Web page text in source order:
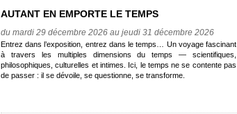
AUTANT EN EMPORTE LE TEMPS
du mardi 29 décembre 2026 au jeudi 31 décembre 2026
Entrez dans l’exposition, entrez dans le temps… Un voyage fascinant
à travers les multiples dimensions du temps — scientifiques,
philosophiques, culturelles et intimes. Ici, le temps ne se contente pas
de passer : il se dévoile, se questionne, se transforme.